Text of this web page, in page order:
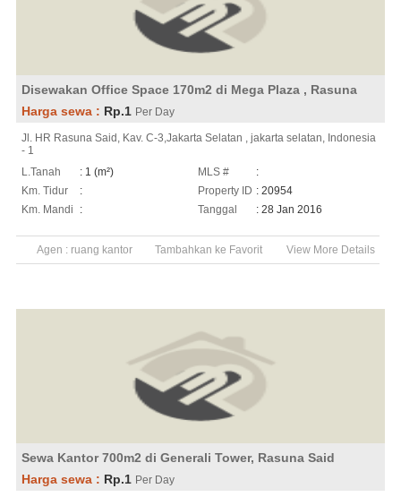
Disewakan Office Space 170m2 di Mega Plaza , Rasuna
Harga sewa : Rp.1 Per Day
Jl. HR Rasuna Said, Kav. C-3,Jakarta Selatan , jakarta selatan, Indonesia
- 1
L.Tanah
: 1 (m²)
Km. Tidur
:
Km. Mandi
:
MLS #
:
Property ID : 20954
Tanggal
: 28 Jan 2016
Agen : ruang kantor Tambahkan ke Favorit View More Details
Sewa Kantor 700m2 di Generali Tower, Rasuna Said
Harga sewa : Rp.1 Per Day